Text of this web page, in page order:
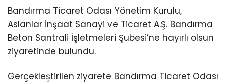
Bandırma Ticaret Odası Yönetim Kurulu,
Aslanlar İnşaat Sanayi ve Ticaret A.Ş. Bandırma
Beton Santrali İşletmeleri Şubesi’ne hayırlı olsun
ziyaretinde bulundu.
Gerçekleştirilen ziyarete Bandırma Ticaret Odası